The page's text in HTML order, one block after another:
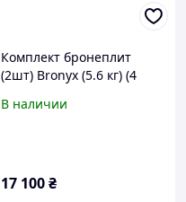
Комплект бронеплит
(2шт) Bronyx (5.6 кг) (4
В наличии
17 100₴